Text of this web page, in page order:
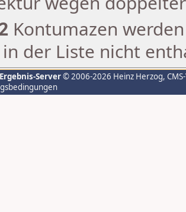
Kontumazen
der Liste nicht
Server© 2006-2026 Heinz Herzog,